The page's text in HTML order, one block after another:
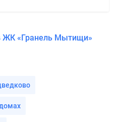
ЖК «Гранель Мытищи»